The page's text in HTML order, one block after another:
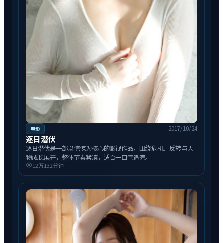
电影 2017/10/24
逐日潜伏
逐日潜伏是一部以惊悚为核心的影视作品，围绕危机、反转与人
物成长展开，整体节奏紧凑，适合一口气追完。
12万132分钟